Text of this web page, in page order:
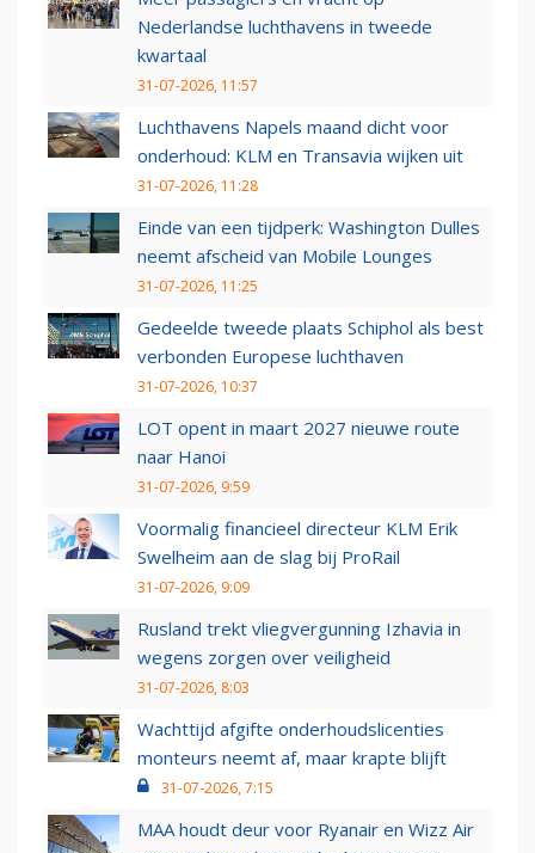
Nederlandse luchthavens in tweede
kwartaal
31-07-2026, 11:57
Luchthavens Napels maand dicht voor
onderhoud: KLM en Transavia wijken uit
31-07-2026, 11:28
Einde van een tijdperk: Washington Dulles
neemt afscheid van Mobile Lounges
31-07-2026, 11:25
Gedeelde tweede plaats Schiphol als best
verbonden Europese luchthaven
31-07-2026, 10:37
LOT opent in maart 2027 nieuwe route
naar Hanoi
31-07-2026, 9:59
Voormalig financieel directeur KLM Erik
Swelheim aan de slag bij ProRail
31-07-2026, 9:09
Rusland trekt vliegvergunning Izhavia in
wegens zorgen over veiligheid
31-07-2026, 8:03
Wachttijd afgifte onderhoudslicenties
monteurs neemt af, maar krapte blijft
31-07-2026, 7:15
MAA houdt deur voor Ryanair en Wizz Air